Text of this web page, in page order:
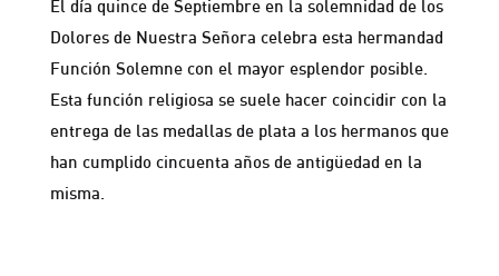
El día quince de Septiembre en la solemnidad de los
Dolores de Nuestra Señora celebra esta hermandad
Función Solemne con el mayor esplendor posible.
Esta función religiosa se suele hacer coincidir con la
entrega de las medallas de plata a los hermanos que
han cumplido cincuenta años de antigüedad en la
misma.